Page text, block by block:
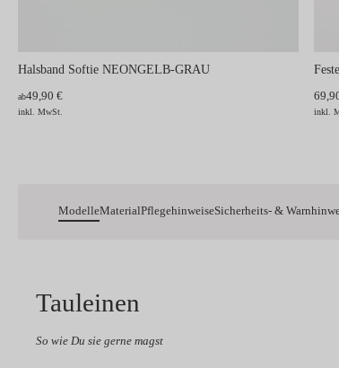
Halsband Softie NEONGELB-GRAU
ab49,90 €
inkl. MwSt. inkl.
ModelleMaterialPflegehinweiseSicherheits- &
Tauleinen
So wie Du sie gerne magst